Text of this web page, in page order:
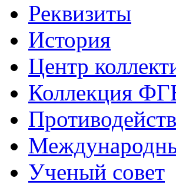
Реквизиты
История
Центр
Коллекция
Ученый совет